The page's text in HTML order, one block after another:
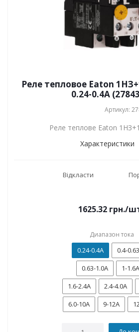
Реле тепловое Eaton
0.24-0.4A
Артикул:
Реле теплове Eaton
Характеристики
Відкласти
1625.32 грн./
Диапазон тока
0.24-0.4А
0.4-
0.63-1.0А
1-1.6А
1.6-2.4А
2.4-4.0А
6.0-10A
9-12А